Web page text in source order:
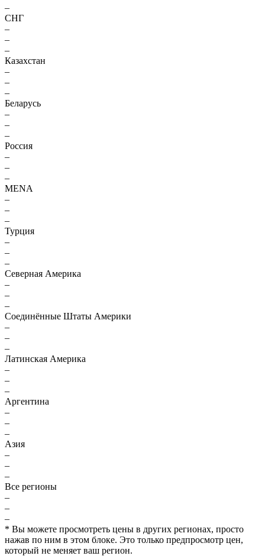
–
СНГ
–
–
–
Казахстан
–
–
–
Беларусь
–
–
–
Россия
–
–
–
MENA
–
–
–
Турция
–
–
–
Северная Америка
–
–
–
Соединённые Штаты Америки
–
–
–
Латинская Америка
–
–
–
Аргентина
–
–
–
Азия
–
–
–
Все регионы
–
–
–
* Вы можете просмотреть цены в других регионах, просто
нажав по ним в этом блоке. Это только предпросмотр цен,
который не меняет ваш регион.